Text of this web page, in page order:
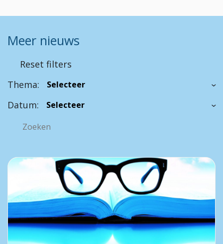
Meer nieuws
Reset filters
Thema:
Datum: